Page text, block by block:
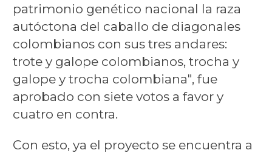
patrimonio genético nacional la raza
autóctona del caballo de diagonales
colombianos con sus tres andares:
trote y galope colombianos, trocha y
galope y trocha colombiana", fue
aprobado con siete votos a favor y
cuatro en contra.
Con esto, ya el proyecto se encuentra a